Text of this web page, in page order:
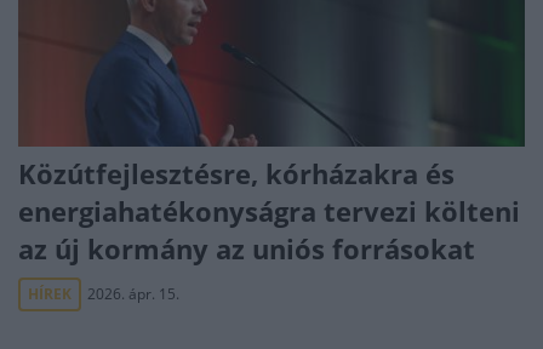
Közútfejlesztésre, kórházakra és
energiahatékonyságra tervezi költeni
az új kormány az uniós forrásokat
HÍREK 2026. ápr. 15.